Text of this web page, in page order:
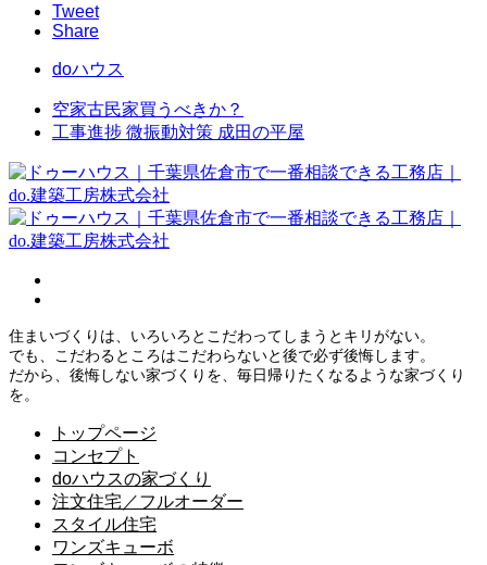
Tweet
Share
doハウス
空家古民家買うべきか？
工事進捗 微振動対策 成田の平屋
住まいづくりは、いろいろとこだわってしまうとキリがない。
でも、こだわるところはこだわらないと後で必ず後悔します。
だから、後悔しない家づくりを、毎日帰りたくなるような家づくり
を。
トップページ
コンセプト
doハウスの家づくり
注文住宅／フルオーダー
スタイル住宅
ワンズキューボ